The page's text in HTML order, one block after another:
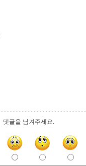
댓글을 남겨주세요.